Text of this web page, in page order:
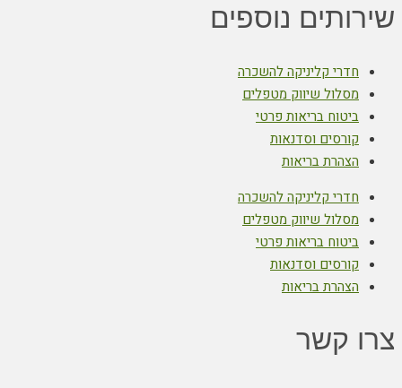
שירותים נוספים
חדרי קליניקה להשכרה
מסלול שיווק מטפלים
ביטוח בריאות פרטי
קורסים וסדנאות
הצהרת בריאות
חדרי קליניקה להשכרה
מסלול שיווק מטפלים
ביטוח בריאות פרטי
קורסים וסדנאות
הצהרת בריאות
צרו קשר